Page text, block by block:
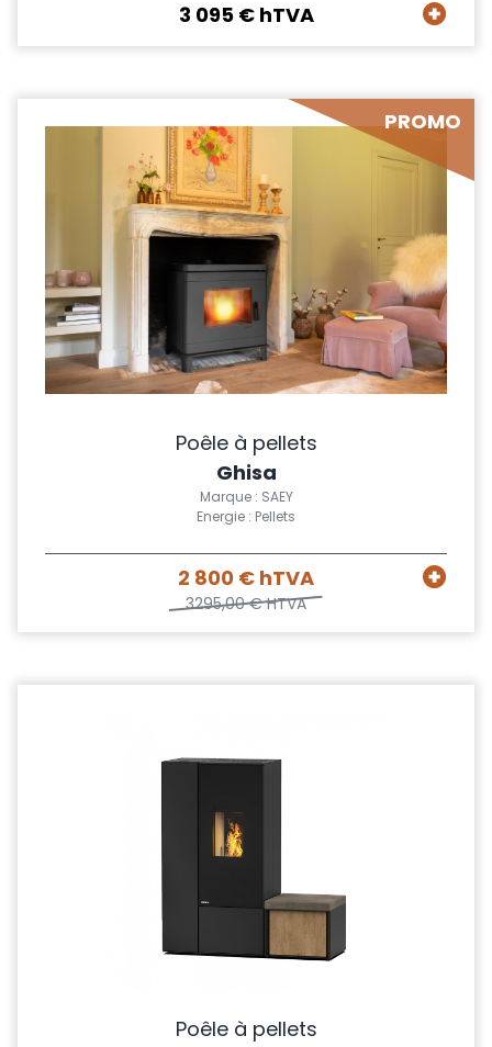
3 095 € hTVA
PROMO
Poêle à pellets
Ghisa
Marque : SAEY
Energie : Pellets
2 800 € hTVA
3295,00 € HTVA
Poêle à pellets